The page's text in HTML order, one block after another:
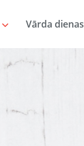
Vārda dienas